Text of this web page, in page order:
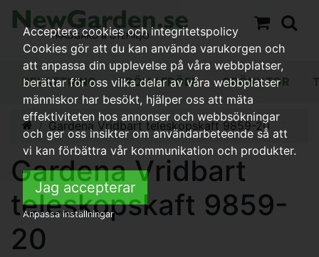
BEVATTNING FRÖN / FRÖER GRÖNYTOR
Gardena Vridbart teleskopskaft 9859-20
Gardena Vridbart
teleskopskaft 9859-
20
Acceptera cookies och integritetspolicy
Cookies gör att du kan använda varukorgen och
att anpassa din upplevelse på våra webbplatser,
berättar för oss vilka delar av våra webbplatser
människor har besökt, hjälper oss att mäta
effektiviteten hos annonser och webbsökningar
och ger oss insikter om användarbeteende så att
vi kan förbättra vår kommunikation och produkter.
Jag accepterar
Anpassa inställningar